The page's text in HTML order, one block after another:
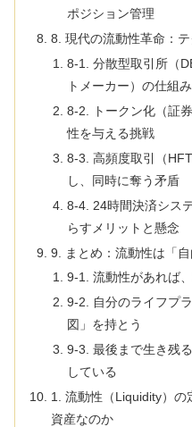
ポジション管理
8. 現代の流動性革命：
8-1. 分散型取引所（
トメーカー）の仕組み
8-2. トークン化（証
性を与える挑戦
8-3. 高頻度取引（
し、同時に奪う矛盾
8-4. 24時間決済シス
らすメリットと懸念
9. まとめ：流動性は「
9-1. 流動性があれば
9-2. 自分のライフプ
図」を持とう
9-3. 最後まで生き残
している
1. 流動性（Liquidity）の
資産なのか